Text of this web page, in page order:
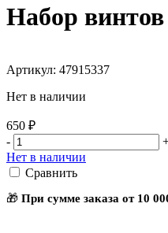
Набор
Артикул: 47915337
Нет в наличии
650 ₽
-
Нет в наличии
Сравнить
🎁 При сумме заказа от 10